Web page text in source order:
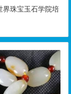
界珠宝玉石学院培